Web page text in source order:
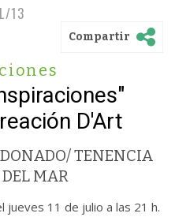
13
Compartir
D'Art
TENENCIA
DEL MAR
jueves 11 de julio a las 21 h.